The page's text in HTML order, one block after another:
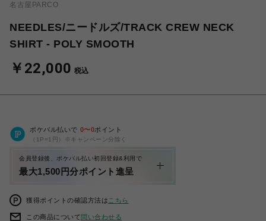
名古屋PARCO
NEEDLES/ニードルズ/TRACK CREW NECK
SHIRT - POLY SMOOTH
￥22,000 税込
ポケパル払いで 0〜0ポイント
（1P=1円）※キャンペーン分除く
会員登録後、ポケパル払い初回登録&利用で
最大1,500円分ポイント進呈
獲得ポイントの確認方法は こちら
この商品について問い合わせる